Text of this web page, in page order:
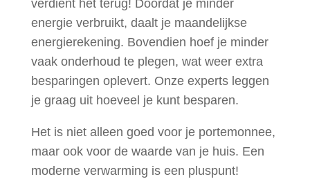
verdient het terug! Doordat je minder
energie verbruikt, daalt je maandelijkse
energierekening. Bovendien hoef je minder
vaak onderhoud te plegen, wat weer extra
besparingen oplevert. Onze experts leggen
je graag uit hoeveel je kunt besparen.
Het is niet alleen goed voor je portemonnee,
maar ook voor de waarde van je huis. Een
moderne verwarming is een pluspunt!